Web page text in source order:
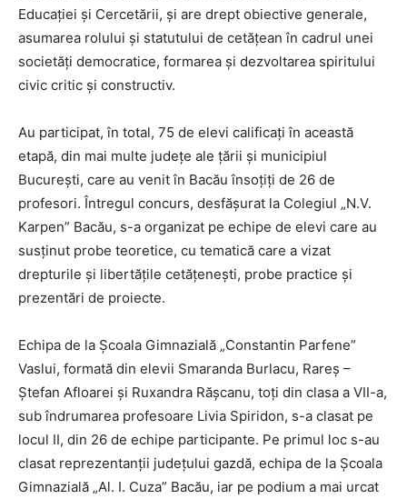
Educației și Cercetării, și are drept obiective generale,
asumarea rolului şi statutului de cetăţean în cadrul unei
societăţi democratice, formarea şi dezvoltarea spiritului
civic critic şi constructiv.
Au participat, în total, 75 de elevi calificați în această
etapă, din mai multe județe ale țării și municipiul
București, care au venit în Bacău însoțiți de 26 de
profesori. Întregul concurs, desfășurat la Colegiul „N.V.
Karpen” Bacău, s-a organizat pe echipe de elevi care au
susținut probe teoretice, cu tematică care a vizat
drepturile și libertățile cetățenești, probe practice și
prezentări de proiecte.
Echipa de la Școala Gimnazială „Constantin Parfene”
Vaslui, formată din elevii Smaranda Burlacu, Rareș –
Ștefan Afloarei și Ruxandra Rășcanu, toți din clasa a VII-a,
sub îndrumarea profesoare Livia Spiridon, s-a clasat pe
locul II, din 26 de echipe participante. Pe primul loc s-au
clasat reprezentanții județului gazdă, echipa de la Școala
Gimnazială „Al. I. Cuza” Bacău, iar pe podium a mai urcat